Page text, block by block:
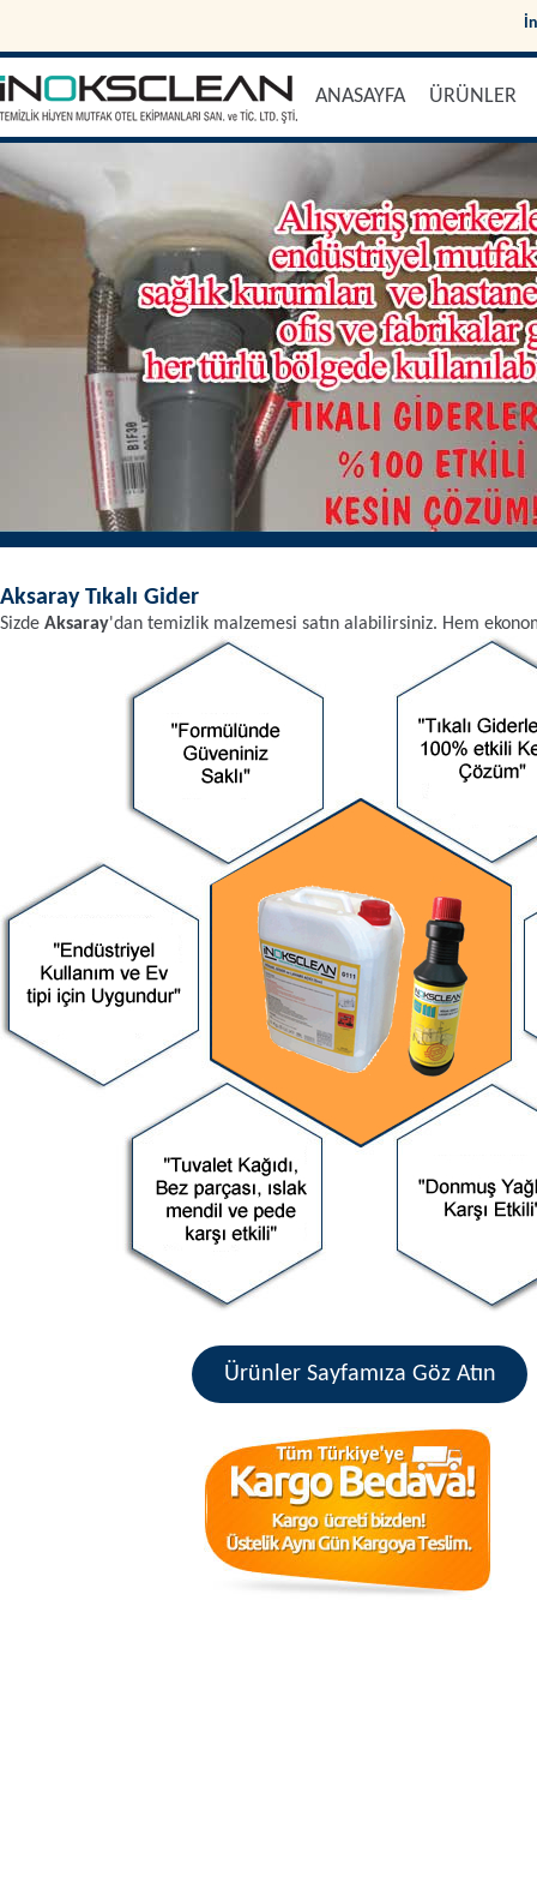
ANASAYFA ÜRÜNLER
Aksaray Tıkalı Gider
Sizde Aksaray'dan temizlik malzemesi satın alabilirsiniz. Hem
Ürünler Sayfamıza Göz Atın